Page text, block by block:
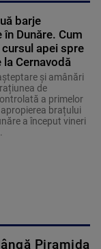
barje
Dunăre. Cum
apei spre
Cernavodă
și amânări
de
a primelor
brațului
a început vineri
Piramida